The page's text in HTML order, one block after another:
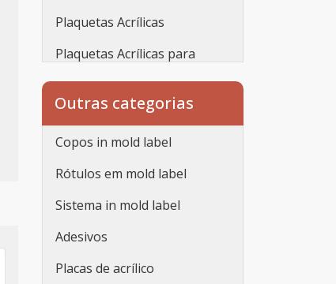
Plaquetas Acrílicas
Plaquetas Acrílicas para
Plaquetas de Acrílico Com
Gravação Baixo Relevo para
Painel Elétrico
Plaquetas de Acrílico para
Acrílico
Plaquetas para
Outras categorias
Copos in mold label
Rótulos em mold label
Sistema in mold label
Adesivos
Placas de acrílico